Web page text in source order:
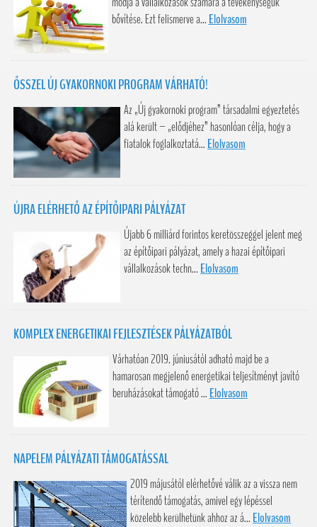
bővítése. Ezt felismerve a... Elolvasom
ŐSSZEL ÚJ GYAKORNOKI PROGRAM VÁRHATÓ!
Az „Új gyakornoki program” társadalmi egyeztetés
alá került – „elődjéhez” hasonlóan célja, hogy a
fiatalok foglalkoztatá... Elolvasom
ÚJRA ELÉRHETŐ AZ ÉPÍTŐIPARI PÁLYÁZAT
Újabb 6 milliárd forintos keretösszeggel jelent meg
az építőipari pályázat, amely a hazai építőipari
vállalkozások techn... Elolvasom
KOMPLEX ENERGETIKAI FEJLESZTÉSEK PÁLYÁZATBÓL
Várhatóan 2019. júniusától adható majd be a
hamarosan megjelenő energetikai teljesítményt javító
beruházásokat támogató ... Elolvasom
NAPELEM PÁLYÁZATI TÁMOGATÁSSAL
2019 májusától elérhetővé válik az a vissza nem
térítendő támogatás, amivel egy lépéssel
közelebb kerülhetünk ahhoz az á... Elolvasom